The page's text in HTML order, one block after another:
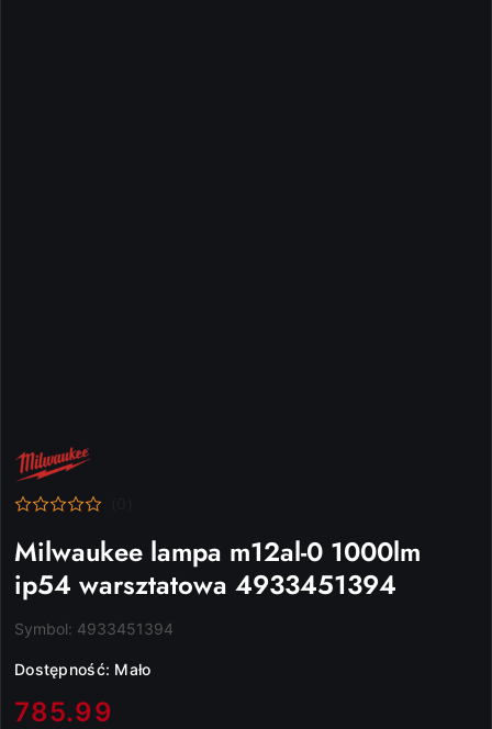
NAZWA
PRODUCENTA:
MILWAUKEE
Milwaukee lampa m12al-0 1000lm
ip54 warsztatowa 4933451394
Symbol: 4933451394
Dostępność: Mało
cena:
785.99